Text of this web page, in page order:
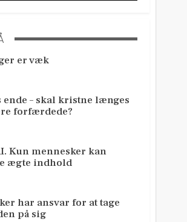
er væk
ende – skal kristne længes
forfærdede?
Kun mennesker kan
ægte indhold
har ansvar for at tage
på sig